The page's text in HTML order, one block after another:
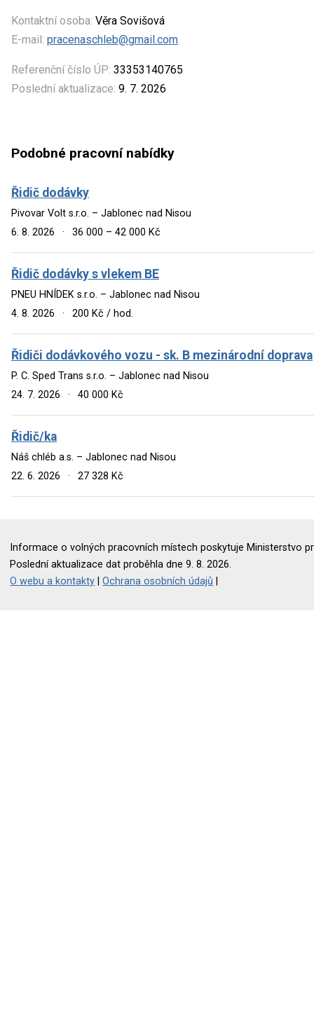
Kontaktní osoba: Věra Sovišová
E-mail: pracenaschleb@gmail.com
Referenční číslo ÚP: 33353140765
Poslední aktualizace: 9. 7. 2026
Podobné pracovní nabídky
Řidič dodávky
Pivovar Volt s.r.o. – Jablonec nad Nisou
6. 8. 2026
· 36 000 – 42 000 Kč
Řidič dodávky s vlekem BE
PNEU HNÍDEK s.r.o. – Jablonec nad Nisou
4. 8. 2026
· 200 Kč / hod.
Řidiči dodávkového vozu - sk. B mezinárodní doprava
P. C. Sped Trans s.r.o. – Jablonec nad Nisou
24. 7. 2026
· 40 000 Kč
Řidič/ka
Náš chléb a.s. – Jablonec nad Nisou
22. 6. 2026
· 27 328 Kč
Informace o volných pracovních místech poskytuje Ministerstvo
Poslední aktualizace dat proběhla dne 9. 8. 2026.
O webu a kontakty |Ochrana osobních údajů